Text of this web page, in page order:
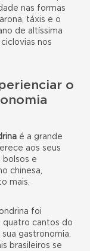
nas formas
táxis e o
de altíssima
nos
o
é a grande
aos seus
bolsos e
chinesa,
mais.
foi
quatro cantos do
gastronomia.
brasileiros se